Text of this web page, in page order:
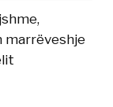
marrëveshje